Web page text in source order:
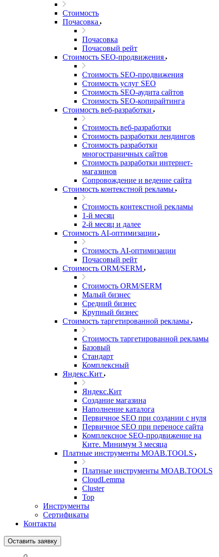
Стоимость
Почасовка
Почасовка
Почасовый рейт
Стоимость SEO-продвижения
Стоимость SEO-продвижения
Стоимость услуг SEO
Стоимость SEO-аудита сайтов
Стоимость SEO-копирайтинга
Стоимость веб-разработки
Стоимость веб-разработки
Стоимость разработки лендингов
Стоимость разработки
многостраничных сайтов
Стоимость разработки интернет-
магазинов
Сопровождение и ведение сайта
Стоимость контекстной рекламы
Стоимость контекстной рекламы
1-й месяц
2-й месяц и далее
Стоимость AI-оптимизации
Стоимость AI-оптимизации
Почасовый рейт
Стоимость ORM/SERM
Стоимость ORM/SERM
Малый бизнес
Средний бизнес
Крупный бизнес
Стоимость таргетированной рекламы
Стоимость таргетированной рекламы
Базовый
Стандарт
Комплексный
Яндекс.Кит
Яндекс.Кит
Создание магазина
Наполнение каталога
Первичное SEO при создании с нуля
Первичное SEO при переносе сайта
Комплексное SEO-продвижение на
Ките. Минимум 3 месяца
Платные инструменты MOAB.TOOLS
Платные инструменты MOAB.TOOLS
CloudLemma
Cluster
Top
Инструменты
Сертификаты
Контакты
Оставить заявку